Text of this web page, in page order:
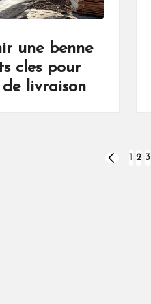
une benne
cles pour
de livraison
PREVIOUS
1 2 3